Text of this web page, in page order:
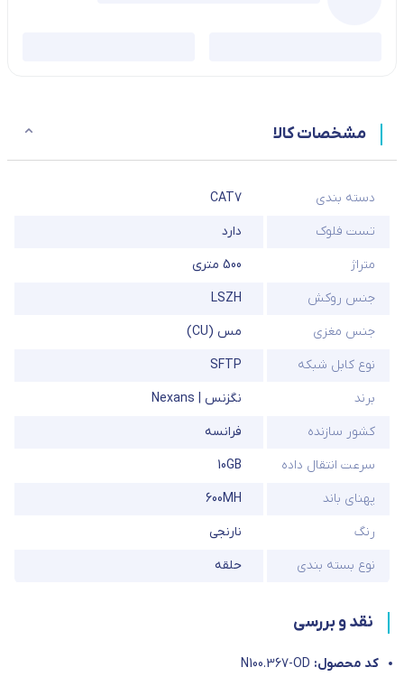
مشخصات کالا
دسته بندی
CAT7
تست فلوک
دارد
متراژ
500 متری
جنس روکش
LSZH
جنس مغزی
مس (CU)
نوع کابل شبکه
SFTP
برند
نگزنس | Nexans
کشور سازنده
فرانسه
سرعت انتقال داده
10GB
پهنای باند
600MH
رنگ
نارنجی
نوع بسته بندی
حلقه
نقد و بررسی
کد محصول: